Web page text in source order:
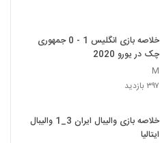
خلاصه بازی انگلیس 1 - 0 جمهوری
چک در یورو 2020
M
۳۹۷ بازدید
خلاصه بازی والیبال ایران 3_1 والیبال
ایتالیا